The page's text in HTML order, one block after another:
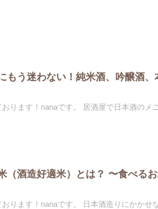
もう迷わない！純米酒、吟醸酒
本酒のメニューを見ている時や、酒屋さんで日本酒を購入する時な
（酒造好適米）とは？ 〜食べる
にかかせない原料であるお米。実は、普段私たちが食べているご飯